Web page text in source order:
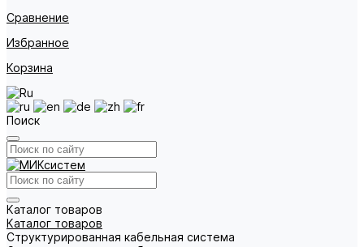
Сравнение
Избранное
Корзина
Поиск
Каталог товаров
Каталог товаров
Структурированная кабельная система